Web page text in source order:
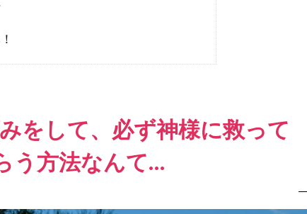
をして、必ず神様に救って
う方法なんて…